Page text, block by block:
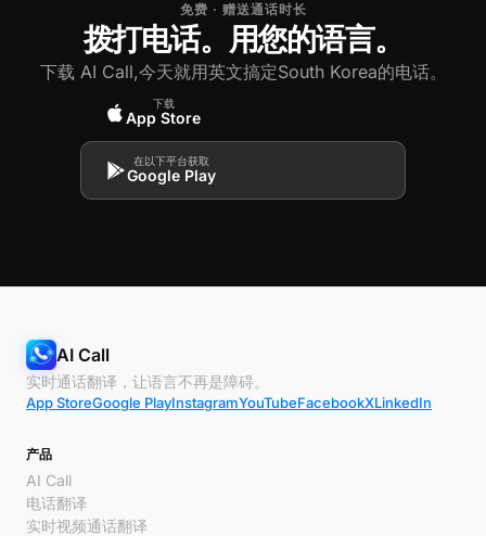
免费 · 赠送通话时长
拨打电话。用您的语言。
下载 AI Call,今天就用英文搞定South Korea的电话。
下载
App Store
在以下平台获取
Google Play
AI Call
实时通话翻译，让语言不再是障碍。
App StoreGoogle PlayInstagramYouTubeFacebookXLinkedIn
产品
AI Call
电话翻译
实时视频通话翻译